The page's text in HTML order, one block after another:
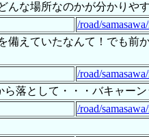
な場所なのかが分かりや
/road/
えていたなんて！でも前
/road/
落として・・・バキャーン
/road/